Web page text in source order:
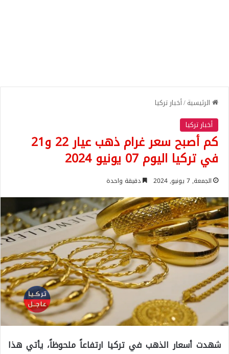
الرئيسية/أخبار تركيا
أخبار تركيا
كم أصبح سعر غرام ذهب عيار 22 و21
في تركيا اليوم 07 يونيو 2024
الجمعة, 7 يونيو, 2024 دقيقة واحدة
شهدت أسعار الذهب في تركيا ارتفاعاً ملحوظاً، يأتي هذا